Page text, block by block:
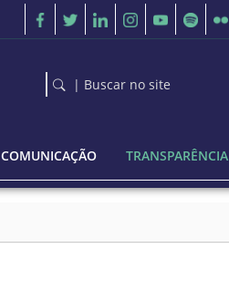
| Buscar no site
COMUNICAÇÃO TRANSPARÊNCIA